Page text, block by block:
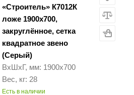
«Строитель» К7012К
ложе 1900х700,
закруглённое, сетка
квадратное звено
(Серый)
ВхШхГ, мм: 1900х700
Вес, кг: 28
Есть в наличии